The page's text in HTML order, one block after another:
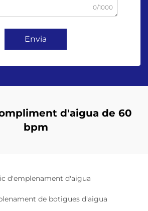
0/1000
Envia
d'aigua de 60
bpm
d'emplenament d'aigua
de botigues d'aigua